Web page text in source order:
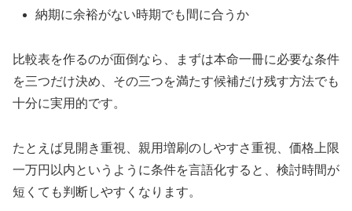
納期に余裕がない時期でも間に合うか
比較表を作るのが面倒なら、まずは本命一冊に必要な条件
を三つだけ決め、その三つを満たす候補だけ残す方法でも
十分に実用的です。
たとえば見開き重視、親用増刷のしやすさ重視、価格上限
一万円以内というように条件を言語化すると、検討時間が
短くても判断しやすくなります。